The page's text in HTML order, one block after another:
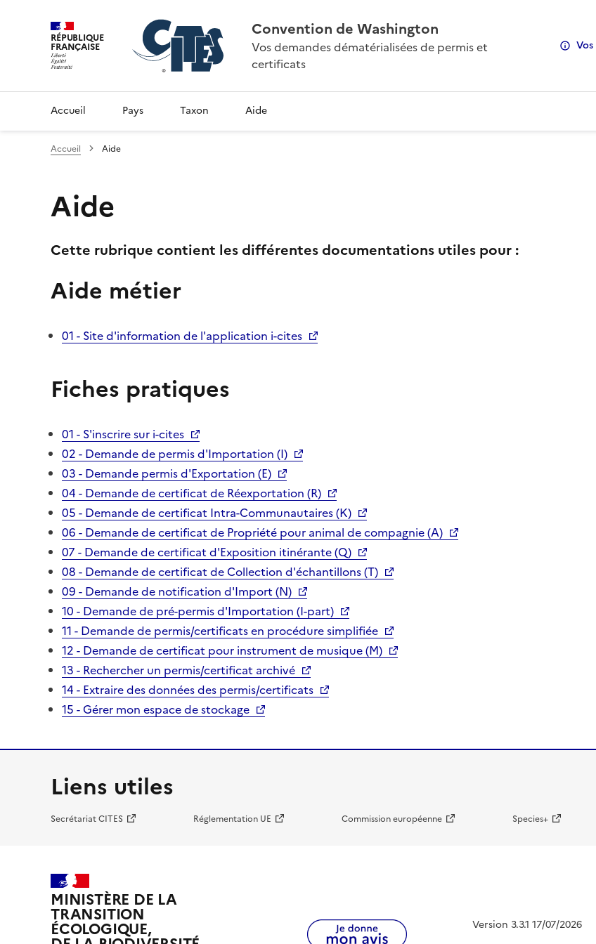
RÉPUBLIQUE
FRANÇAISE
Convention de Washington
Vos demandes dématérialisées de permis et
certificats
Accueil Pays Taxon Aide
Accueil Aide
Aide
Cette rubrique contient les différentes documentations utiles pour :
Aide métier
01 - Site d'information de l'application i-cites
Fiches pratiques
01 - S'inscrire sur i-cites
02 - Demande de permis d'Importation (I)
03 - Demande permis d'Exportation (E)
04 - Demande de certificat de Réexportation (R)
05 - Demande de certificat Intra-Communautaires (K)
06 - Demande de certificat de Propriété pour animal de compagnie (A)
07 - Demande de certificat d'Exposition itinérante (Q)
08 - Demande de certificat de Collection d'échantillons (T)
09 - Demande de notification d'Import (N)
10 - Demande de pré-permis d'Importation (I-part)
11 - Demande de permis/certificats en procédure simplifiée
12 - Demande de certificat pour instrument de musique (M)
13 - Rechercher un permis/certificat archivé
14 - Extraire des données des permis/certificats
15 - Gérer mon espace de stockage
Liens utiles
Secrétariat CITES Réglementation UE Commission européenne Species+
MINISTÈRE DE LA
TRANSITION
ÉCOLOGIQUE, Version 3.3.1 17/07/2026